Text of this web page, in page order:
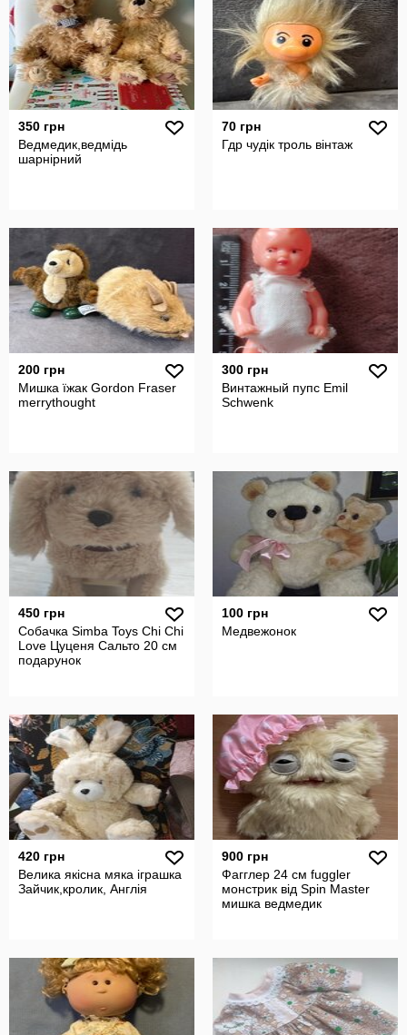
350 грн
Ведмедик,ведмідь
шарнірний
70 грн
Гдр чудік троль вінтаж
200 грн
Мишка їжак Gordon Fraser
merrythought
300 грн
Винтажный пупс Emil
Schwenk
450 грн
Собачка Simba Toys Chi Chi
Love Цуценя Сальто 20 см
подарунок
100 грн
Медвежонок
420 грн
Велика якісна мяка іграшка
Зайчик,кролик, Англія
900 грн
Фагглер 24 см fuggler
монстрик від Spin Master
мишка ведмедик